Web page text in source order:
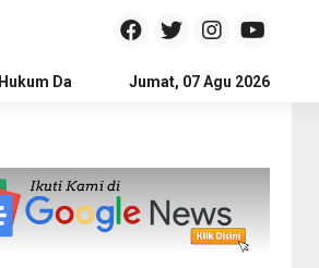
Hukum Dan Kriminal Politik Pendidikan
Jumat, 07 Agu 2026